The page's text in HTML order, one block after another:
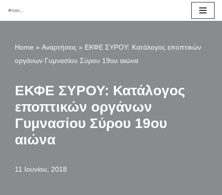
Home » Αναρτήσεις » ΕΚΦΕ ΣΥΡΟΥ: Κατάλογος εποπτικών
οργάνων Γυμνασίου Σύρου 19ου αιώνα
ΕΚΦΕ ΣΥΡΟΥ: Κατάλογος
εποπτικών οργάνων
Γυμνασίου Σύρου 19ου
αιώνα
11 Ιουνίου, 2018